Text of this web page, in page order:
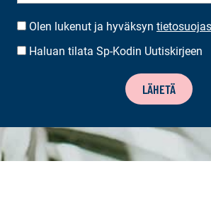
SUOSTUMUS*
Olen lukenut ja hyväksyn
UUTISKIRJEEN
Haluan tilata Sp-Kodin Uutiskirjeen
LÄHETÄ